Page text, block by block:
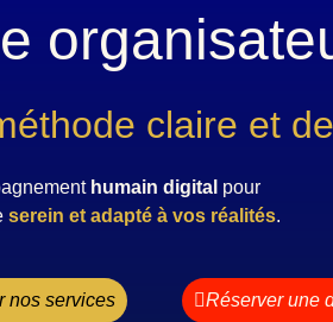
claire et
humain digital pour
serein et adapté à vos réalités.
nos services Réserver une